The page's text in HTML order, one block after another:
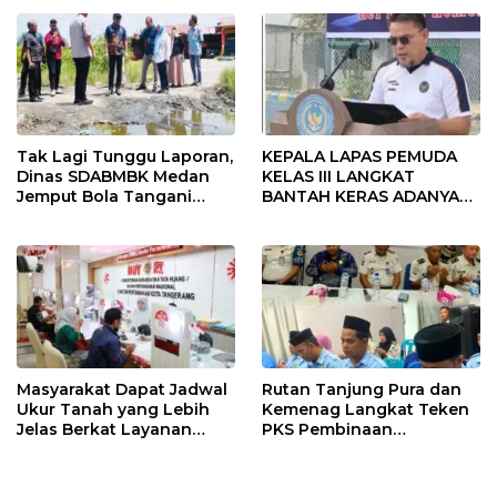
Tak Lagi Tunggu Laporan,
Dinas SDABMBK Medan
Jemput Bola Tangani
KEPALA LAPAS PEMUDA
KELAS III LANGKAT
BANTAH KERAS ADANYA
TENTANG SINDIKAT
PENIPU PENJUALAN EMAS
Masyarakat Dapat Jadwal
Ukur Tanah yang Lebih
Jelas Berkat Layanan
Rutan Tanjung Pura dan
Kemenag Langkat Teken
PKS Pembinaan